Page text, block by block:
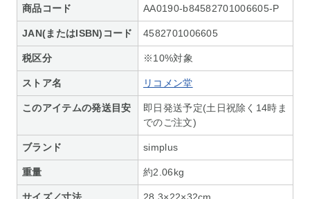
商品コード AA0190-b84582701006605-P
JAN(またはISBN)コード 4582701006605
税区分 ※10%対象
ストア名 リコメン堂
このアイテムの発送目安
即日発送予定(土日祝除く14時ま
でのご注文)
ブランド simplus
重量 約2.06kg